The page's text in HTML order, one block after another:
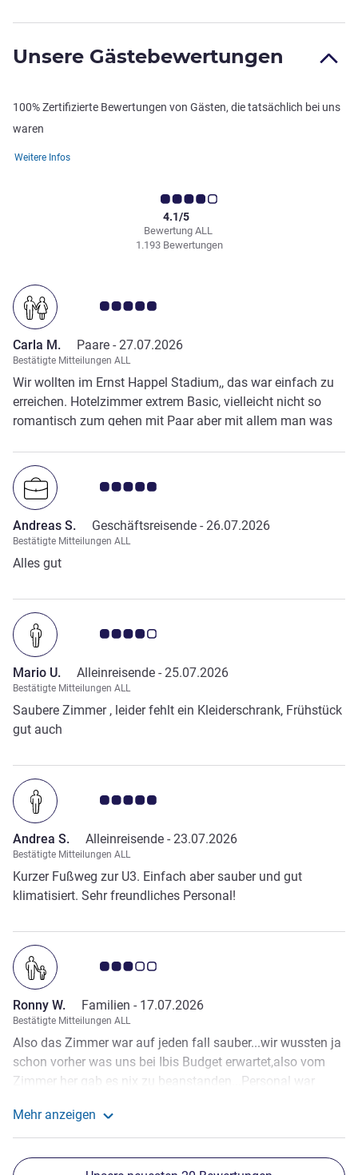
Unsere Gästebewertungen
100% Zertifizierte Bewertungen von Gästen, die tatsächlich bei uns
waren
Weitere Infos
Bewertung ALL
4.1/5
1.193 Bewertungen
Note Kundenmeinungen 5.0/5
Carla M. Paare - 27.07.2026
Bestätigte Mitteilungen ALL
Wir wollten im Ernst Happel Stadium,, das war einfach zu
erreichen. Hotelzimmer extrem Basic, vielleicht nicht so
romantisch zum gehen mit Paar aber mit allem man was
alle sehr nett. Gerne wieder.
Note Kundenmeinungen 5.0/5
Andreas S. Geschäftsreisende - 26.07.2026
Bestätigte Mitteilungen ALL
Alles gut
Note Kundenmeinungen 4.0/5
Mario U. Alleinreisende - 25.07.2026
Bestätigte Mitteilungen ALL
Saubere Zimmer , leider fehlt ein Kleiderschrank, Frühstück
gut auch
Note Kundenmeinungen 5.0/5
Andrea S. Alleinreisende - 23.07.2026
Bestätigte Mitteilungen ALL
Kurzer Fußweg zur U3. Einfach aber sauber und gut
klimatisiert. Sehr freundliches Personal!
Note Kundenmeinungen 3.0/5
Ronny W. Familien - 17.07.2026
Bestätigte Mitteilungen ALL
Also das Zimmer war auf jeden fall sauber...wir wussten ja
schon vorher was uns bei Ibis Budget erwartet,also vom
Zimmer her gab es nix zu beanstanden...Personal war
der Packung auf die Servierplatte...ein NoGo...und beim
Käse genauso,der Käse klebte dann nach einer Weile so
fest zusammen,das man in zerreißen musste oder
Mehr anzeigen